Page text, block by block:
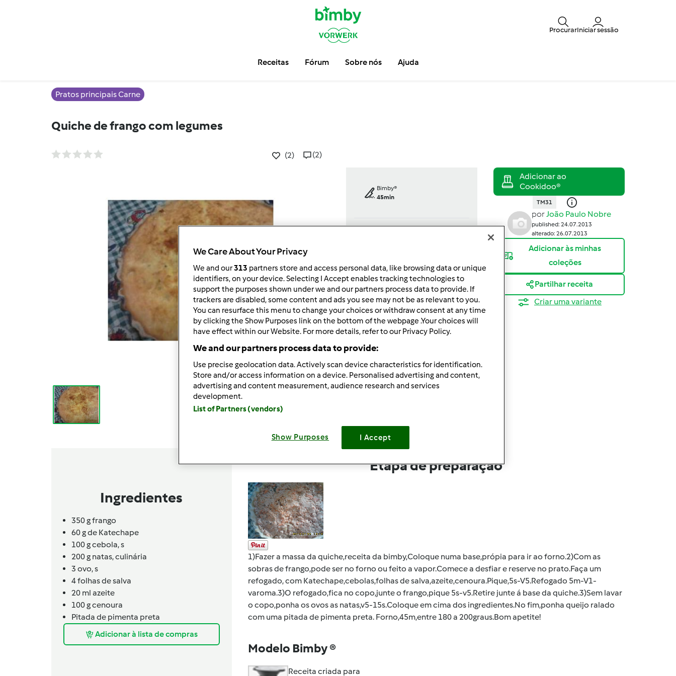
ProcurarIniciar sessão
Receitas Fórum Sobre nós Ajuda
Pratos principais Carne
Quiche de frango com legumes
(2) (2)
Bimby®
45min
dose/s
----
--
TM31
porJoão Paulo Nobre
published: 24.07.2013
alterado: 26.07.2013
Adicionar às minhas
coleções
Partilhar receita
Criar uma variante
Ingredientes
350 g frango
60 g de Katechape
100gcebola,s
200g natas,culinária
3 ovo,s
4 folhas de salva
20 ml azeite
100gcenoura
Pitada de pimenta preta
Adicionar à lista de compras
Etapa de preparação
1)Fazer a massa da quiche,receita da bimby,Coloque numa base,própia para ir ao forno.2)Com as
sobras de frango,pode ser no forno ou feito a vapor.Comece a desfiar e reserve no prato.Faça um
refogado, com Katechape,cebolas,folhas de salva,azeite,cenoura.Pique,5s-V5.Refogado 5m-V1-
varoma.3)O refogado,fica no copo,junte o frango,pique 5s-v5.Retire junte á base da quiche.3)Sem lavar
o copo,ponha os ovos as natas,v5-15s.Coloque em cima dos ingredientes.No fim,ponha queijo ralado
com uma pitada de pimenta preta. Forno,45m,entre 180 a 200graus.Bom apetite!
Modelo Bimby ®
Receita criada para
We Care About Your Privacy
We and our313 partners store and access personal data, like browsing data or unique
identifiers, on your device. Selecting I Accept enables tracking technologies to
support the purposes shown under we and our partners process data to provide. If
trackers are disabled, some content and ads you see may not be as relevant to you.
You can resurface this menu to change your choices or withdraw consent at any time
by clicking the Show Purposes link on the bottom of the webpage .Your choices will
have effect within our Website. For more details, refer to our Privacy Policy.
We and our partners process data to provide:
Use precise geolocation data. Actively scan device characteristics for identification.
Store and/or access information on a device. Personalised advertising and content,
advertising and content measurement, audience research and services
development.
List of Partners (vendors)
Show Purposes I Accept